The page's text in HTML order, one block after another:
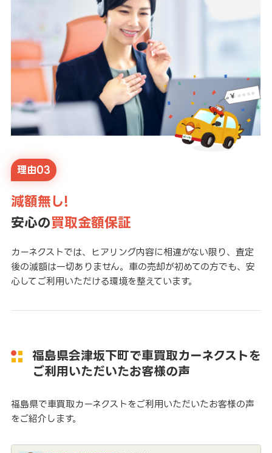
理由03
減額無し!
安心の買取金額保証
カーネクストでは、ヒアリング内容に相違がない限り、査定
後の減額は一切ありません。車の売却が初めての方でも、安
心してご利用いただける環境を整えています。
福島県会津坂下町で車買取カーネクストを
ご利用いただいたお客様の声
福島県で車買取カーネクストをご利用いただいたお客様の声
をご紹介します。